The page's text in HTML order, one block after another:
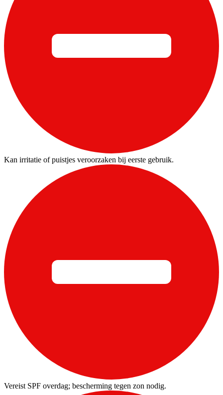
Kan irritatie of puistjes veroorzaken bij eerste gebruik.
Vereist SPF overdag; bescherming tegen zon nodig.